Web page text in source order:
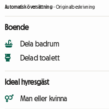
Automatisk översättning-Originalbeskrivning
Boende
Dela badrum
Delad toalett
Ideal hyresgäst
Man eller kvinna